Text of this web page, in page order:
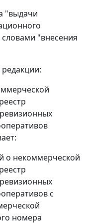
"выдачи
"внесения
о некоммерческой
с
номера